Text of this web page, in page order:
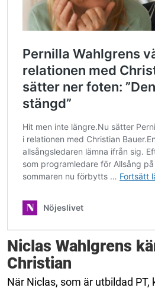
Niclas Wahlgrens
Christian
När Niclas, som är utbildad PT,